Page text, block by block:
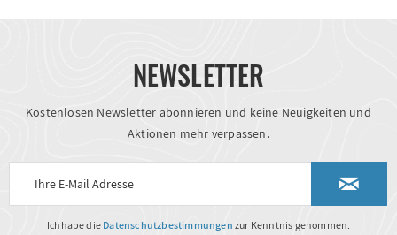
NEWSLETTER
Kostenlosen Newsletter abonnieren und keine Neuigkeiten und
Aktionen mehr verpassen.
Ich habe die Datenschutzbestimmungen zur Kenntnis genommen.